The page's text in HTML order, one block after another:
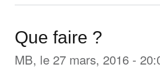
Que faire ?
MB, le 27 mars, 2016 -